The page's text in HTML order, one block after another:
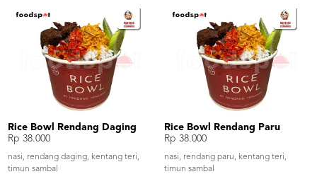
Rice Bowl Rendang Daging
Rp 38.000
nasi, rendang daging, kentang teri,
timun sambal
Rice Bowl Rendang Paru
Rp 38.000
nasi, rendang paru, kentang teri,
timun sambal